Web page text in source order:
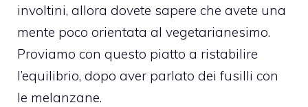
involtini, allora dovete sapere che avete una
mente poco orientata al vegetarianesimo.
Proviamo con questo piatto a ristabilire
l’equilibrio, dopo aver parlato dei fusilli con
le melanzane.